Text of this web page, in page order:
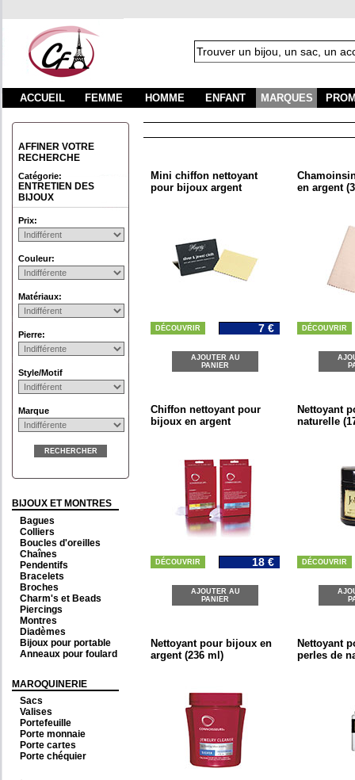
ACCUEIL FEMME HOMME ENFANT MARQUES
AFFINER VOTRE
RECHERCHE
Catégorie:
ENTRETIEN DES
BIJOUX
Prix:
Couleur:
Matériaux:
Pierre:
Style/Motif
Marque
RECHERCHER
BIJOUX ET MONTRES
Bagues
Colliers
Boucles d'oreilles
Chaînes
Pendentifs
Bracelets
Broches
Charm's et Beads
Piercings
Montres
Diadèmes
Bijoux pour portable
Anneaux pour foulard
MAROQUINERIE
Sacs
Valises
Portefeuille
Porte monnaie
Porte cartes
Porte chéquier
Mini chiffon nettoyant
pour bijoux argent
DÉCOUVRIR 7 €
AJOUTER AU
PANIER
en argent
DÉCOUVRIR
Chiffon nettoyant pour
bijoux en argent
DÉCOUVRIR 18 €
AJOUTER AU
PANIER
Nettoyant
naturelle
DÉCOUVRIR
Nettoyant pour bijoux en
argent (236 ml)
Nettoyant
perles de